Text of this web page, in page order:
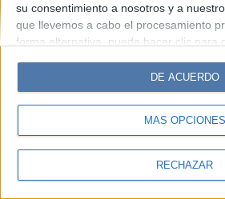
su consentimiento a nosotros y a
que llevemos a cabo el procesamiento
forma alternativa, puede hacer clic para
cambiar sus preferencias antes de
Tenga en cuenta que algún
personales puede no requerir de su
tiene el derecho de rechazar tal
sus preferencias o retirar su
MÁS OPCIONES
RECHAZAR
DE ACUERDO